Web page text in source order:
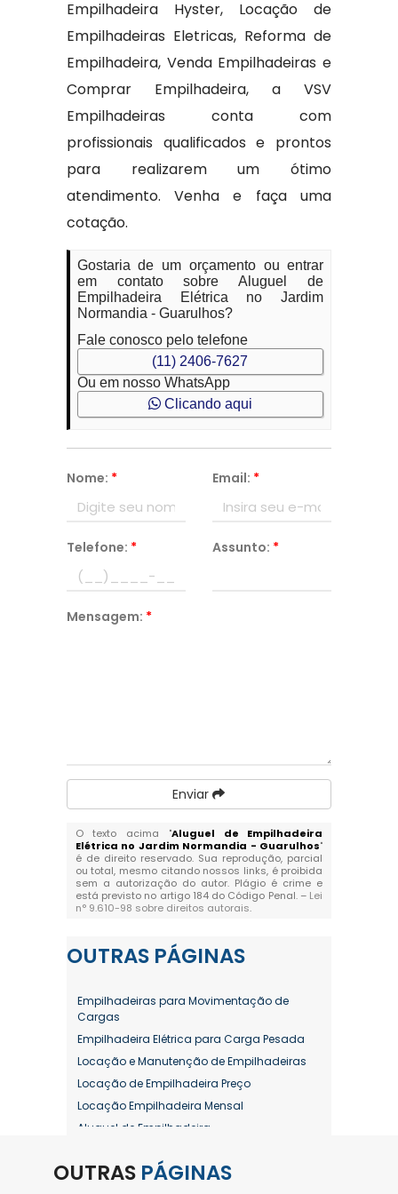
Empilhadeira Hyster, Locação de
Empilhadeiras Eletricas, Reforma de
Empilhadeira, Venda Empilhadeiras e
Comprar Empilhadeira, a VSV
Empilhadeiras conta com
profissionais qualificados e prontos
para realizarem um ótimo
atendimento. Venha e faça uma
cotação.
Gostaria de um orçamento ou entrar
em contato sobre Aluguel de
Empilhadeira Elétrica no Jardim
Normandia - Guarulhos?
Fale conosco pelo telefone
(11) 2406-7627
Ou em nosso WhatsApp
Clicando aqui
Nome: * Email: *
Telefone: * Assunto: *
Mensagem: *
Enviar
O texto acima "Aluguel de Empilhadeira
Elétrica no Jardim Normandia - Guarulhos"
é de direito reservado. Sua reprodução, parcial
ou total, mesmo citando nossos links, é proibida
sem a autorização do autor. Plágio é crime e
está previsto no artigo 184 do Código Penal. – Lei
n° 9.610-98 sobre direitos autorais.
OUTRAS PÁGINAS
Empilhadeiras para Movimentação de
Cargas
Empilhadeira Elétrica para Carga Pesada
Locação e Manutenção de Empilhadeiras
Locação de Empilhadeira Preço
Locação Empilhadeira Mensal
Aluguel de Empilhadeira
Aluguel de Empilhadeira Diária Valor
OUTRAS PÁGINAS